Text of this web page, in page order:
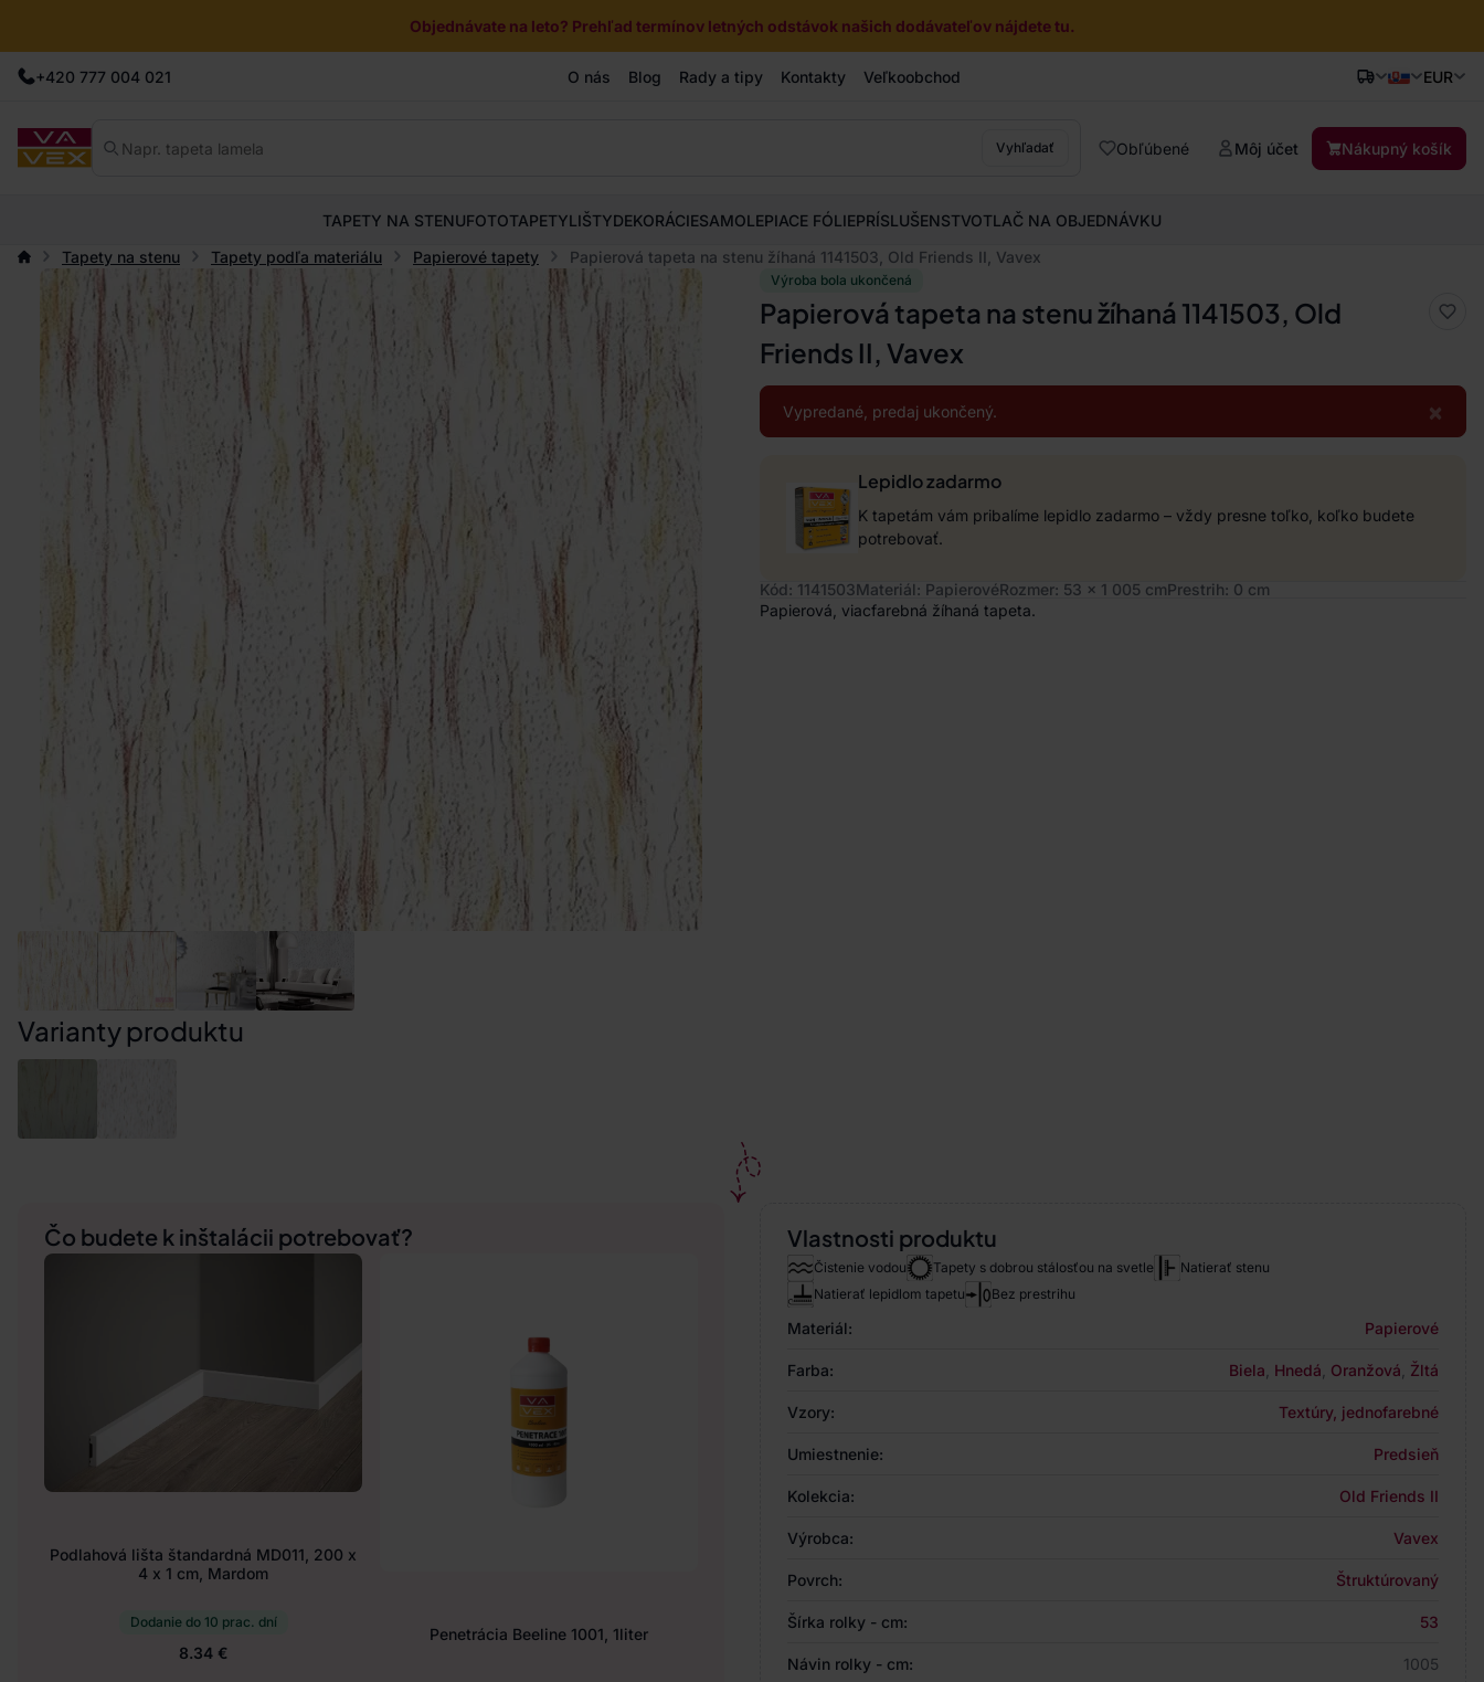
Objednávate na leto? Prehľad termínov letných odstávok našich dodávateľov nájdete tu.
+420 777 004 021 O nás Blog Rady a tipy Kontakty Veľkoobchod EUR
Vyhľadať Obľúbené Môj účet Nákupný košík
TAPETY NA STENUFOTOTAPETYLIŠTYDEKORÁCIESAMOLEPIACE FÓLIEPRÍSLUŠENSTVOTLAČ NA OBJEDNÁVKU
Tapety na stenu
Tapety podľa materiálu Papierové tapety Papierová tapeta na stenu žíhaná 1141503, Old Friends II, Vavex
Výroba bola ukončená
Papierová tapeta na stenu žíhaná 1141503, Old
Friends II, Vavex
×
Vypredané, predaj ukončený.
Lepidlo zadarmo
K tapetám vám pribalíme lepidlo zadarmo – vždy presne toľko, koľko budete
potrebovať.
Kód: 1141503Materiál: PapierovéRozmer: 53 x 1 005 cmPrestrih: 0 cm
Papierová, viacfarebná žíhaná tapeta.
Varianty produktu
Vlastnosti produktu
Čistenie vodou Tapety s dobrou stálosťou na svetle
Natierať stenu
Natierať lepidlom tapetu
Bez prestrihu
Materiál: Papierové
Farba: Biela Hnedá Oranžová Žltá
Vzory: Textúry, jednofarebné
Umiestnenie: Predsieň
Kolekcia: Old Friends II
Výrobca: Vavex
Povrch: Štruktúrovaný
Šírka rolky - cm: 53
Návin rolky - cm: 1005
Čo budete k inštalácii potrebovať?
Podlahová lišta štandardná MD011, 200 x
4 x 1 cm, Mardom
Dodanie do 10 prac. dní
8.34 €
Penetrácia Beeline 1001, 1liter